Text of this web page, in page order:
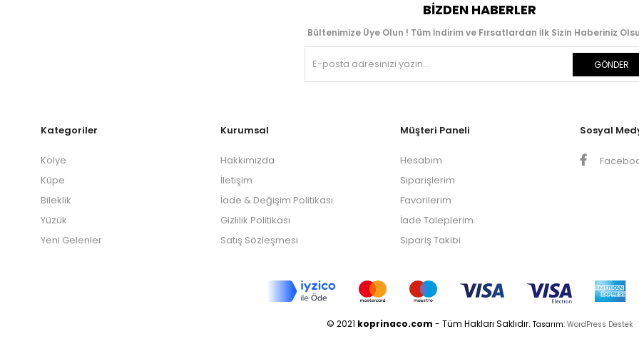
BIZDEN HABERLER
Bültenimize Üye Olun ! Tüm İndirim ve Fırsatlardan İlk Sizin Haberiniz
GÖNDER
Kategoriler
Kolye
Küpe
Bileklik
Yüzük
Yeni Gelenler
Kurumsal
Hakkımızda
İletişim
İade & Değişim Politikası
Gizlilik Politikası
Satış Sözleşmesi
Müşteri Paneli
Hesabım
Siparişlerim
Favorilerim
İade Taleplerim
Sipariş Takibi
Sosyal
© 2021 koprinaco.com - Tüm Hakları Saklıdır. Tasarım: WordPress Destek